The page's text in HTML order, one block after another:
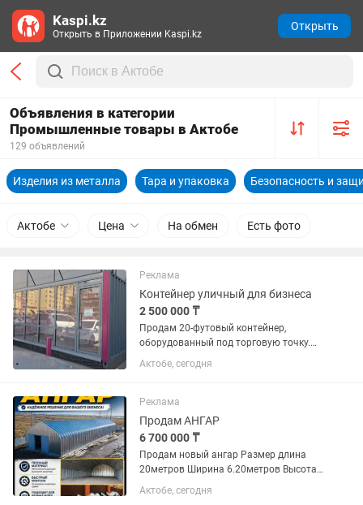
Объявления в категории
Промышленные товары в Актобе
129 объявлений
Изделия из металла Тара и упаковка Безопасность и
Актобе Цена На обмен Есть фото
Реклама
Контейнер уличный для бизнеса
2 500 000 ₸
Продам 20-футовый контейнер,
оборудованный под торговую точку.
Полностью утепленный. Алюминиевые
витражи, алюминиевая дверь, двойной
Продам 40-футовый контейнер,...
Актобе, сегодня
Реклама
Продам АНГАР
6 700 000 ₸
Продам новый ангар Размер длина
20метров Ширина 6.20метров Высота
5метров Абсолютно новый в упаковке
Стоит в городе Актобе
Актобе, сегодня
Kaspi.kz
Открыть в Приложении Kaspi.kz
Открыть